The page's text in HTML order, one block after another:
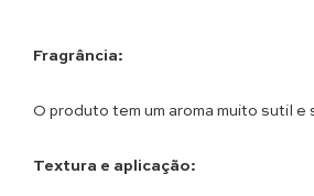
Fragrância:
O produto tem um aroma muito sutil e
Textura e aplicação: